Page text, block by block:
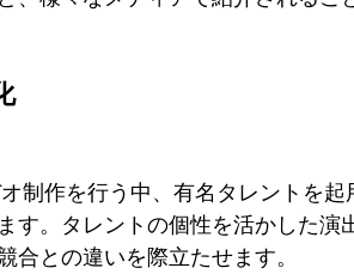
制作を行う中、有名タレントを
す。タレントの個性を活かした演
合との違いを際立たせます。